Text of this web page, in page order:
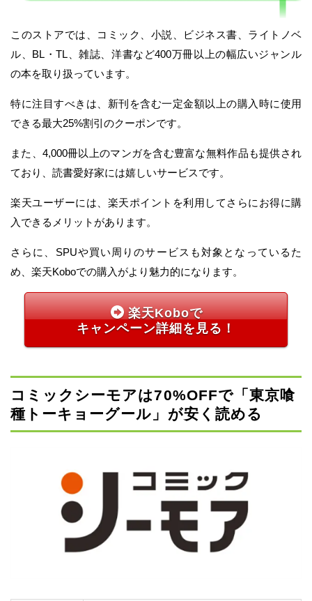
このストアでは、コミック、小説、ビジネス書、ライトノベ
ル、BL・TL、雑誌、洋書など400万冊以上の幅広いジャンル
の本を取り扱っています。
特に注目すべきは、新刊を含む一定金額以上の購入時に使用
できる最大25%割引のクーポンです。
また、4,000冊以上のマンガを含む豊富な無料作品も提供され
ており、読書愛好家には嬉しいサービスです。
楽天ユーザーには、楽天ポイントを利用してさらにお得に購
入できるメリットがあります。
さらに、SPUや買い周りのサービスも対象となっているた
め、楽天Koboでの購入がより魅力的になります。
楽天Koboで
キャンペーン詳細を見る！
コミックシーモアは70%OFFで「東京喰
種トーキョーグール」が安く読める